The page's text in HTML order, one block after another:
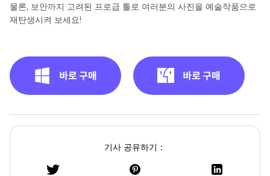
물론, 보안까지 고려된 프로급 툴로 여러분의 사진을 예술작품으로
재탄생시켜 보세요!
기사 공유하기：